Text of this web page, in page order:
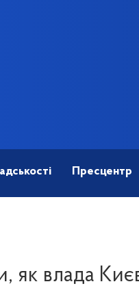
Пресцентр
як влада